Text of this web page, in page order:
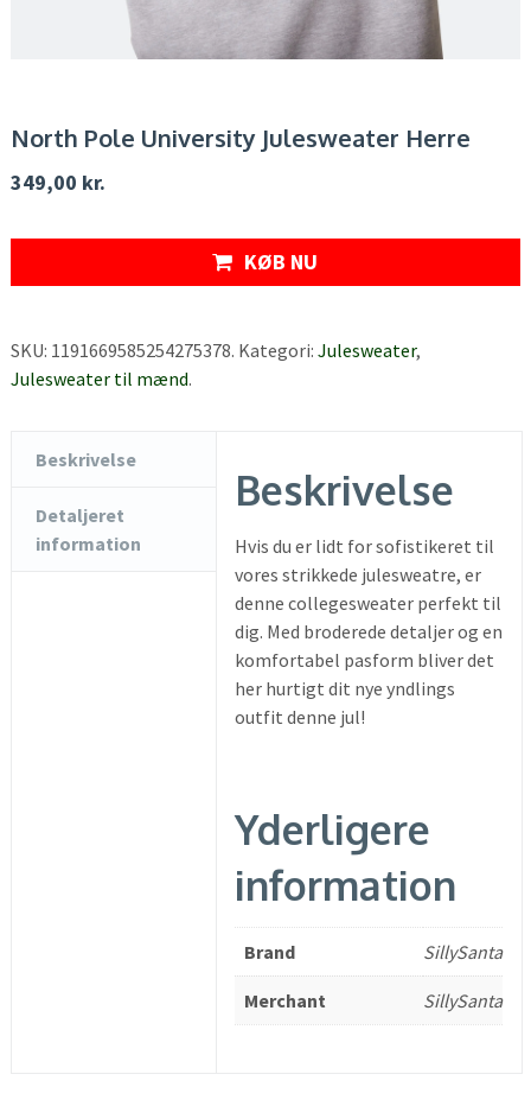
North Pole University Julesweater Herre
349,00 kr.
KØB NU
SKU: 1191669585254275378. Kategori: Julesweater,
Julesweater til mænd.
Beskrivelse
Detaljeret
information
Beskrivelse
Hvis du er lidt for sofistikeret til
vores strikkede julesweatre, er
denne collegesweater perfekt til
dig. Med broderede detaljer og en
komfortabel pasform bliver det
her hurtigt dit nye yndlings
outfit denne jul!
Yderligere
information
Brand SillySanta
Merchant SillySanta